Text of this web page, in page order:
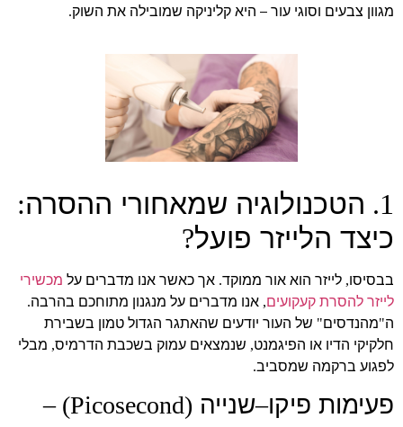
מגוון צבעים וסוגי עור – היא קליניקה שמובילה את השוק.
1. הטכנולוגיה שמאחורי ההסרה:
כיצד הלייזר פועל?
בבסיסו, לייזר הוא אור ממוקד. אך כאשר אנו מדברים על מכשירי
לייזר להסרת קעקועים, אנו מדברים על מנגנון מתוחכם בהרבה.
ה"מהנדסים" של העור יודעים שהאתגר הגדול טמון בשבירת
חלקיקי הדיו או הפיגמנט, שנמצאים עמוק בשכבת הדרמיס, מבלי
לפגוע ברקמה שמסביב.
פעימות פיקו–שנייה (Picosecond) –